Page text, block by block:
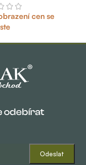
cen se
odebírat